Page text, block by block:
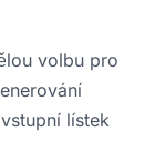
volbu pro
lístek